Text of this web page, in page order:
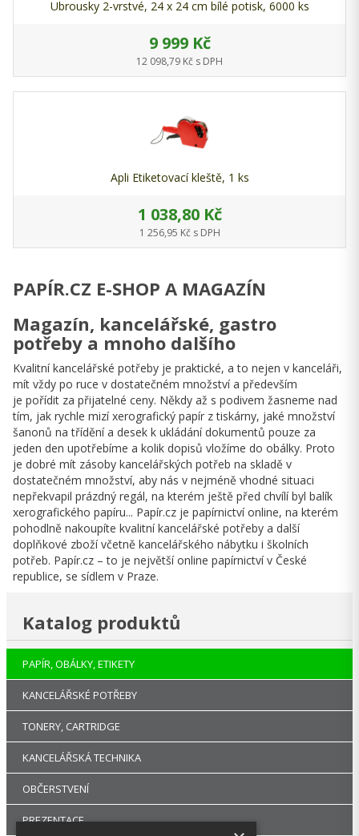
Ubrousky 2-vrstvé, 24 x 24 cm bílé potisk, 6000 ks
9 999 Kč
12 098,79 Kč s DPH
Apli Etiketovací kleště, 1 ks
1 038,80 Kč
1 256,95 Kč s DPH
PAPÍR.CZ E-SHOP A MAGAZÍN
Magazín, kancelářské, gastro
potřeby a mnoho dalšího
Kvalitní kancelářské potřeby je praktické, a to nejen v kanceláři,
mít vždy po ruce v dostatečném množství a především
je pořídit za přijatelné ceny. Někdy až s podivem žasneme nad
tím, jak rychle mizí xerografický papír z tiskárny, jaké množství
šanonů na třídění a desek k ukládání dokumentů pouze za
jeden den upotřebíme a kolik dopisů vložíme do obálky. Proto
je dobré mít zásoby kancelářských potřeb na skladě v
dostatečném množství, aby nás v nejméně vhodné situaci
nepřekvapil prázdný regál, na kterém ještě před chvílí byl balík
xerografického papíru... Papír.cz je papírnictví online, na kterém
pohodlně nakoupíte kvalitní kancelářské potřeby a další
doplňkové zboží včetně kancelářského nábytku i školních
potřeb. Papír.cz – to je největší online papírnictví v České
republice, se sídlem v Praze.
Katalog produktů
PAPÍR, OBÁLKY, ETIKETY
KANCELÁŘSKÉ POTŘEBY
TONERY, CARTRIDGE
KANCELÁŘSKÁ TECHNIKA
OBČERSTVENÍ
PREZENTACE